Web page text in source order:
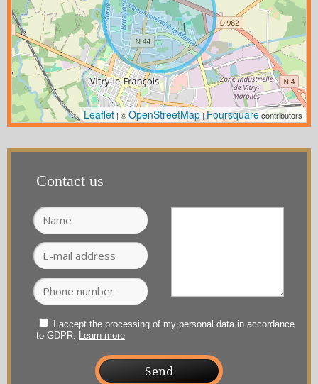
Leaflet | ©OpenStreetMap|Foursquarecontributors
Contact us
I accept the processing of my personal data in accordance
to GDPR. Learn more